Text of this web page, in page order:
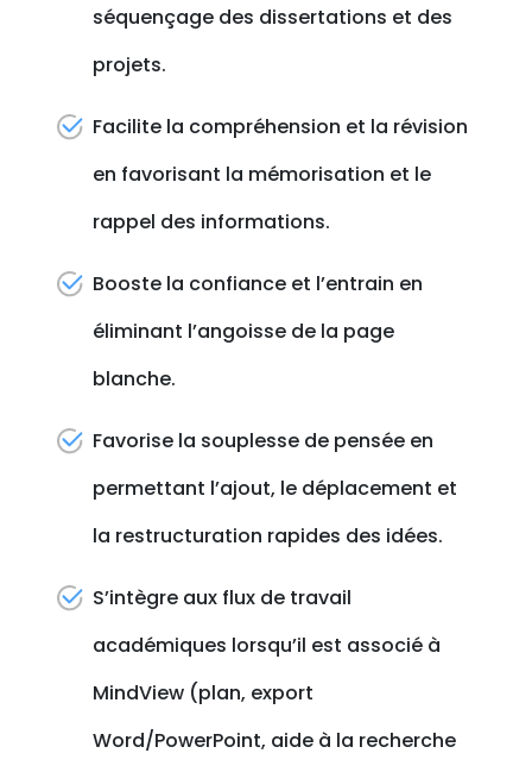
séquençage des dissertations et des
projets.
Facilite la compréhension et la révision
en favorisant la mémorisation et le
rappel des informations.
Booste la confiance et l’entrain en
éliminant l’angoisse de la page
blanche.
Favorise la souplesse de pensée en
permettant l’ajout, le déplacement et
la restructuration rapides des idées.
S’intègre aux flux de travail
académiques lorsqu’il est associé à
MindView (plan, export
Word/PowerPoint, aide à la recherche